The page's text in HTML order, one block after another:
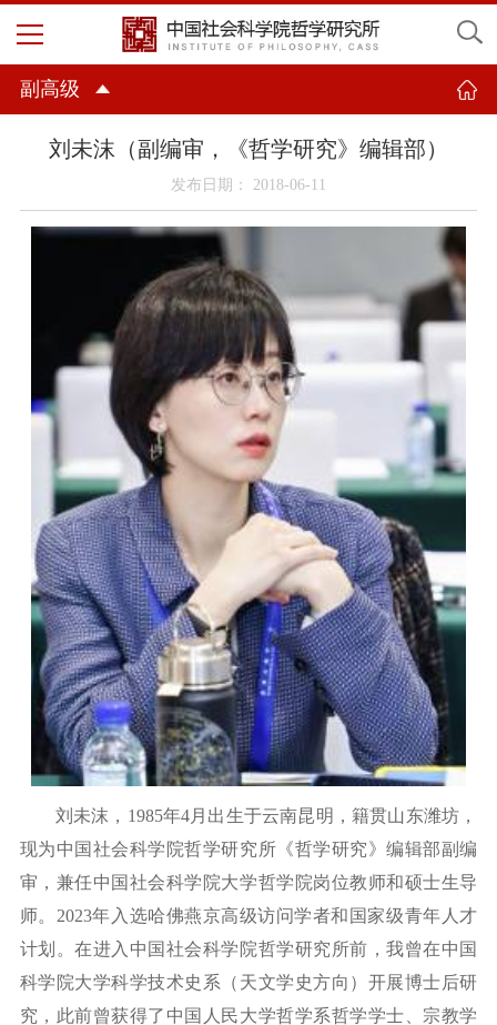
副高级
刘未沫（副编审，《哲学研究》编辑部）
发布日期： 2018-06-11
刘未沫， 1985年4月出生于云南昆明，籍贯山东潍坊，
现为中国社会科学院哲学研究所《哲学研究》编辑部副编
审，兼任中国社会科学院大学哲学院岗位教师和硕士生导
师。 2023年入选哈佛燕京高级访问学者和国家级青年人才
计划。在进入中国社会科学院哲学研究所前，我曾在中国
科学院大学科学技术史系（天文学史方向）开展博士后研
究，此前曾获得了 中国人民大学哲学系哲学学士、宗教学